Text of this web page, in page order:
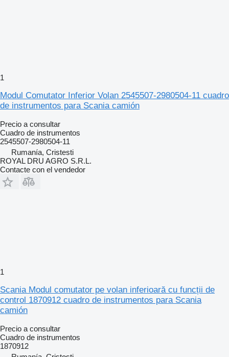
1
Modul Comutator Inferior Volan 2545507-2980504-11 cuadro
de instrumentos para Scania camión
Precio a consultar
Cuadro de instrumentos
2545507-2980504-11
Rumanía, Cristesti
ROYAL DRU AGRO S.R.L.
Contacte con el vendedor
1
Scania Modul comutator pe volan inferioară cu funcții de
control 1870912 cuadro de instrumentos para Scania
camión
Precio a consultar
Cuadro de instrumentos
1870912